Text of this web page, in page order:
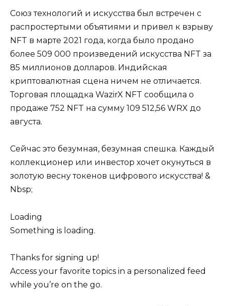
Союз технологий и искусства был встречен с
распростертыми объятиями и привел к взрыву
NFT в марте 2021 года, когда было продано
более 509 000 произведений искусства NFT за
85 миллионов долларов. Индийская
криптовалютная сцена ничем не отличается.
Торговая площадка WazirX NFT сообщила о
продаже 752 NFT на сумму 109 512,56 WRX до
августа.
Сейчас это безумная, безумная спешка. Каждый
коллекционер или инвестор хочет окунуться в
золотую весну токенов цифрового искусства! &
Nbsp;
Loading
Something is loading.
Thanks for signing up!
Access your favorite topics in a personalized feed
while you’re on the go.